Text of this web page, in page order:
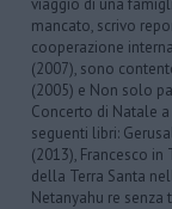
viaggio di una
mancato, scrivo
cooperazione
(2007), sono
(2005) e Non solo
Concerto di Natale
seguenti libri:
(2013), Francesco in
della Terra Santa
Netanyahu re senza